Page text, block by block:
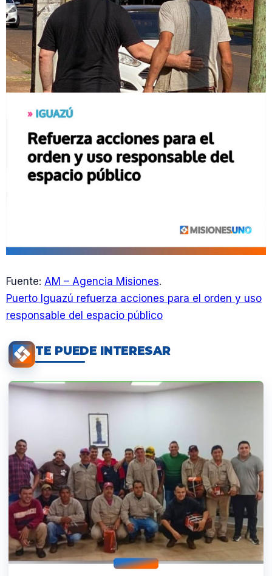
Fuente: AM – Agencia Misiones.
Puerto Iguazú refuerza acciones para el orden y uso
responsable del espacio público
TE PUEDE INTERESAR